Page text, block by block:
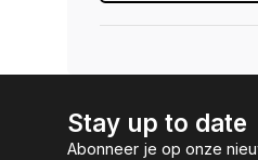
Stay up to date
Abonneer je op onze